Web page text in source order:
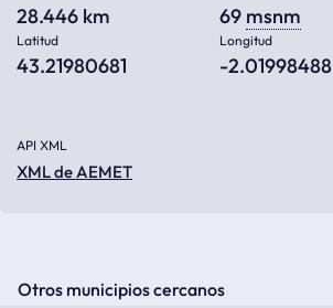
28.446 km 69 msnm
Latitud
43.21980681
Longitud
-2.01998488
API XML
XML de AEMET
Otros municipios cercanos